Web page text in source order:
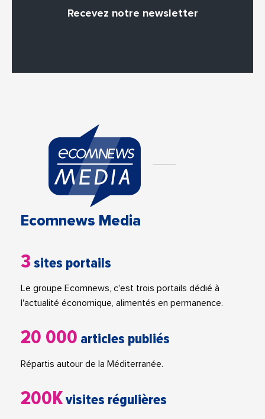
Recevez notre newsletter
Ecomnews Media
3 sites portails
Le groupe Ecomnews, c'est trois portails dédié à
l'actualité économique, alimentés en permanence.
20 000 articles publiés
Répartis autour de la Méditerranée.
200Kvisites régulières